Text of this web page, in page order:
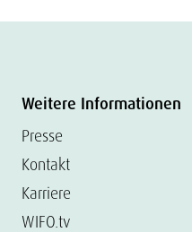
Weitere Informationen
Presse
Kontakt
Karriere
WIFO.tv